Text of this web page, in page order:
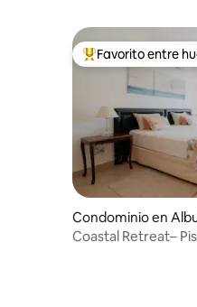
De los mejores en
Favorito entre
Condominio en
Coastal Retreat–